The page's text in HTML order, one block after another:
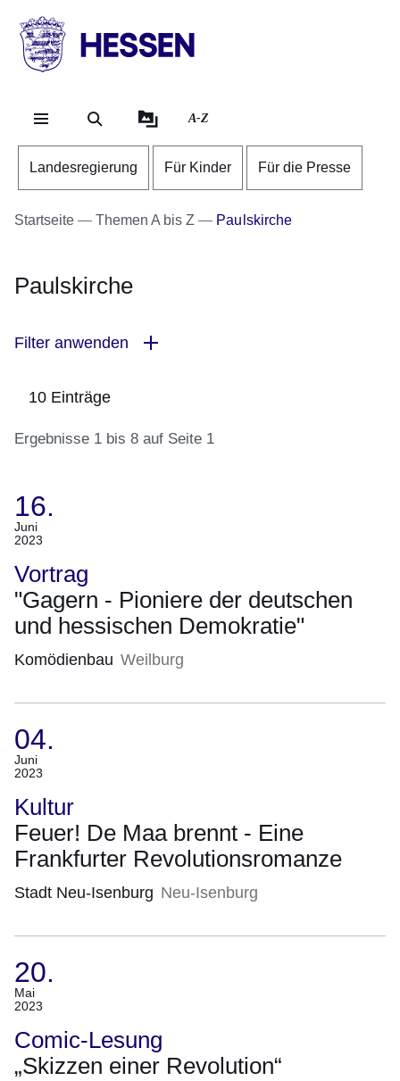
HESSEN
Landesregierung
A-Z
Landesregierung Für Kinder Für die Presse
Startseite Themen A bis Z Paulskirche
Paulskirche
Filter anwenden
10 Einträge
Ergebnisse 1 bis 8 auf Seite 1
:10
Ergebnisse:Ergebnisse
1
bis
auf
Seite
1
16.
Juni
2023
(Termin:
16.
Juni
Vortrag
"Gagern - Pioniere der deutschen
und hessischen Demokratie"
Komödienbau Weilburg
04.
Juni
2023
(Termin:
04.
Juni
Kultur
Feuer! De Maa brennt - Eine
Frankfurter Revolutionsromanze
Stadt Neu-Isenburg Neu-Isenburg
20.
Mai
2023
(Termin:
20.
Mai
2023)
Comic-Lesung
„Skizzen einer Revolution“